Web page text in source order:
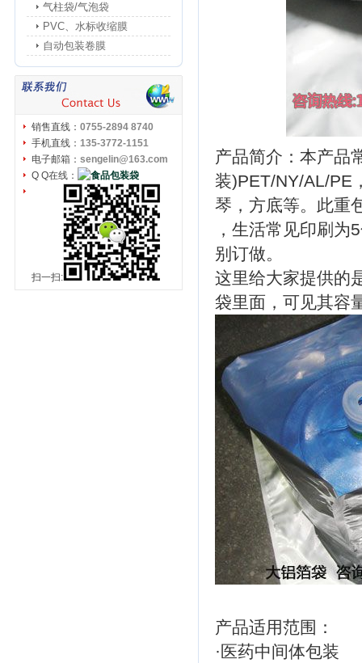
气柱袋/气泡袋
PVC、水标收缩膜
自动包装卷膜
销售直线： 0755-2894 8740
手机直线： 135-3772-1151
电子邮箱： sengelin@163.com
Q Q在线：
扫一扫:
产品简介：本产品
装)PET/NY/AL/PE
琴，方底等。此重
，生活常见印刷
别订做。
这里给大家提供的
袋里面，可见其容
产品适用范围：
·医药中间体包装